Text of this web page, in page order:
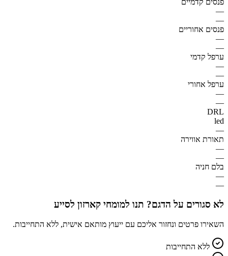
—
—
פנסים אחוריים
—
—
ערפל קדמי
—
—
ערפל אחורי
—
—
DRL
led
—
תאורת אווירה
—
—
בלם חניה
—
—
לא סגורים על הדגם? תנו למומחי קארזון לסייע
השאירו פרטים ונחזור אליכם עם ייעוץ מותאם אישית, ללא התחייבות.
ללא התחייבות